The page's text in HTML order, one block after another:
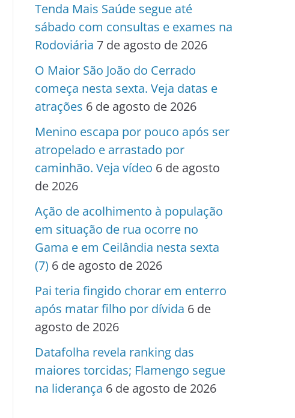
Tenda Mais Saúde segue até
sábado com consultas e exames na
Rodoviária 7 de agosto de 2026
O Maior São João do Cerrado
começa nesta sexta. Veja datas e
atrações 6 de agosto de 2026
Menino escapa por pouco após ser
atropelado e arrastado por
caminhão. Veja vídeo 6 de agosto
de 2026
Ação de acolhimento à população
em situação de rua ocorre no
Gama e em Ceilândia nesta sexta
(7) 6 de agosto de 2026
Pai teria fingido chorar em enterro
após matar filho por dívida 6 de
agosto de 2026
Datafolha revela ranking das
maiores torcidas; Flamengo segue
na liderança 6 de agosto de 2026